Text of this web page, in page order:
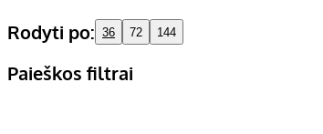
Rodyti po: 36 72 144
Paieškos filtrai